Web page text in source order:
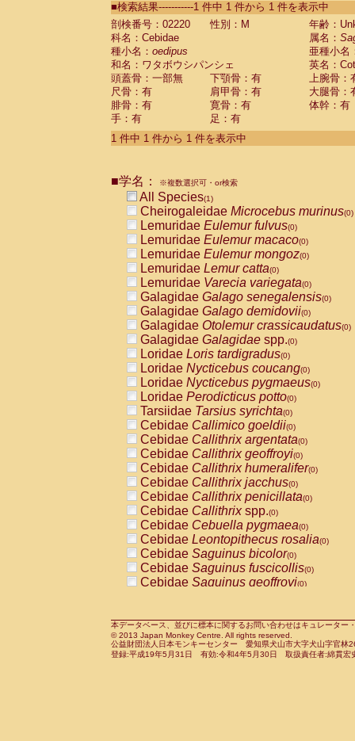
CebidaeSaguinus labiatus(0)
Cebidae Saguinus leucopus (0)
Cebidae
Cebidae
CebidaeSaguinus nigricollis (0)
Cebidae Saguinus oedipus
Cebidae Saguinus weddelli
Cebidae Saguinusspp.
Cebidae Aotus trivirgatus
Cebidae Cebus albifrons
CebidaeCebus nigrivittatus
CebidaeCebus
CebidaeSaimiri boliviensis(0)
CebidaeSaimiri sciureus(0)
AtelidaeAlouatta caraya(0)
AtelidaeAlouatta fusca(0)
AtelidaeAlouatta seniculus
AtelidaeAlouattaspp.(0)
AtelidaeAteles belzebuth(0)
AtelidaeAteles geoffroyi(0)
AtelidaeAteles paniscus(0)
AtelidaeAtelesspp.(0)
Atelidae Lagothrix lagothricha
AtelidaeLagothrix lagothricha cana
PitheciidaeCacajao calvus
PitheciidaeCallicebus cupreus
PitheciidaeCallicebus donacophilus
PitheciidaeCallicebus moloch
PitheciidaeCallicebus torquatus
PitheciidaeCallicebusspp.(0)
PitheciidaeChiropotes satanas(0)
PitheciidaePithecia monachus
PitheciidaePithecia pithecia(0)
CercopithecidaeCercocebus agilis
CercopithecidaeCercocebus
CercopithecidaeCercocebus
CercopithecidaeCercocebus
CercopithecidaeCercocebus
CercopithecidaeCercocebushybrid
CercopithecidaePapio anubis(0)
CercopithecidaePapio cynocephalus
CercopithecidaePapio hamadryas(0)
■検索結果-----------1 件中 1 件から 1 件を表示中
剖検番号：02220
性別：M
年齢：
科名：Cebidae
属名：
種小名： oedipus
亜種小名
和名：ワタボウシパンシェ
英名：
頭蓋骨：一部無
下顎骨：有
上腕骨：
尺骨：有
肩甲骨：有
大腿骨：
腓骨：有
寛骨：有
体幹：有
手：有
足：有
1 件中 1 件から 1 件を表示中
■学名： ※複数選択可・or検索
All Species(1)
Cheirogaleidae Microcebus murinus(0)
Lemuridae Eulemur fulvus(0)
Lemuridae Eulemur macaco(0)
Lemuridae Eulemur mongoz(0)
Lemuridae Lemur catta(0)
Lemuridae Varecia variegata(0)
Galagidae Galago senegalensis(0)
Galagidae Galago demidovii(0)
Galagidae Otolemur crassicaudatus(0)
Galagidae Galagidae spp.(0)
Loridae Loris tardigradus(0)
Loridae Nycticebus coucang(0)
Loridae Nycticebus pygmaeus(0)
Loridae Perodicticus potto(0)
Tarsiidae Tarsius syrichta(0)
Cebidae Callimico goeldii(0)
Cebidae Callithrix argentata(0)
Cebidae Callithrix geoffroyi(0)
Cebidae Callithrix humeralifer(0)
Cebidae Callithrix jacchus(0)
Cebidae Callithrix penicillata(0)
Cebidae Callithrixspp.(0)
Cebidae Cebuella pygmaea(0)
Cebidae Leontopithecus rosalia(0)
Cebidae Saguinus bicolor(0)
Cebidae Saguinus fuscicollis(0)
Cebidae Saguinus geoffroyi(0)
CebidaeSaguinus leucopus(0)
CebidaeSaguinus midas(0)
Cebidae Saguinus mystax(0)
本データベース、並びに標本に関するお問い合わせはキュレータ
© 2013 Japan Monkey Centre. All rights reserved.
公益財団法人日本モンキーセンター 愛知県犬山市大字犬山字官
登録:平成19年5月31日 有効:令和4年5月30日 取扱責任者:綿貫宏